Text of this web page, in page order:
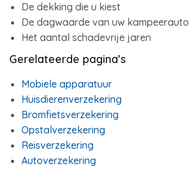
De dekking die u kiest
De dagwaarde van uw kampeerauto
Het aantal schadevrije jaren
Gerelateerde pagina’s
Mobiele apparatuur
Huisdierenverzekering
Bromfietsverzekering
Opstalverzekering
Reisverzekering
Autoverzekering